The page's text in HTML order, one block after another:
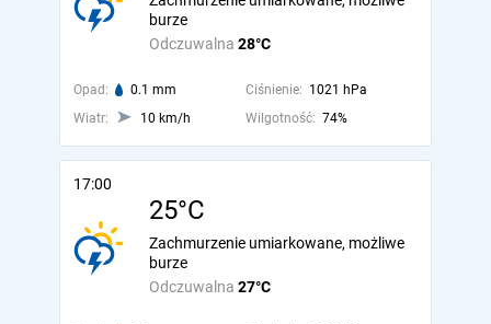
Odczuwalna 28°C
burze
Opad: 0.1 mm Ciśnienie: 1021 hPa
Wiatr:
10 km/h Wilgotność: 74%
17:00
25°C
Odczuwalna 27°C
Zachmurzenie umiarkowane, możliwe
burze